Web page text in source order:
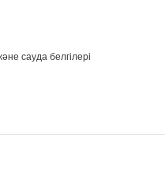
сауда белгілері